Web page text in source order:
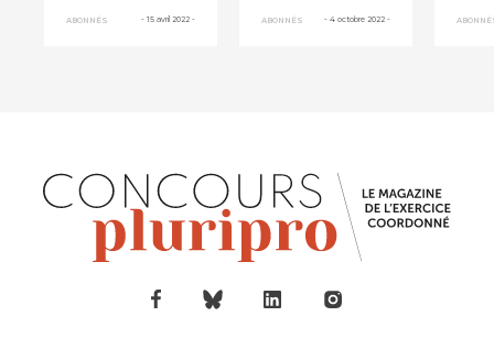
désespé...
ABONNÉS - 15 avril 2022 -
pas s’appuyer
ABONNÉS - 4 octobre 2022 -